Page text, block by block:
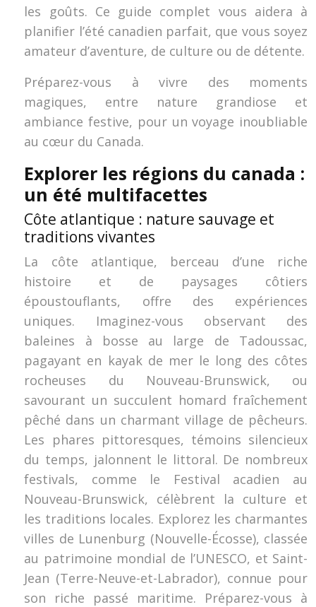
les goûts. Ce guide complet vous aidera à
planifier l’été canadien parfait, que vous soyez
amateur d’aventure, de culture ou de détente.
Préparez-vous à vivre des moments
magiques, entre nature grandiose et
ambiance festive, pour un voyage inoubliable
au cœur du Canada.
Explorer les régions du canada :
un été multifacettes
Côte atlantique : nature sauvage et
traditions vivantes
La côte atlantique, berceau d’une riche
histoire et de paysages côtiers
époustouflants, offre des expériences
uniques. Imaginez-vous observant des
baleines à bosse au large de Tadoussac,
pagayant en kayak de mer le long des côtes
rocheuses du Nouveau-Brunswick, ou
savourant un succulent homard fraîchement
pêché dans un charmant village de pêcheurs.
Les phares pittoresques, témoins silencieux
du temps, jalonnent le littoral. De nombreux
festivals, comme le Festival acadien au
Nouveau-Brunswick, célèbrent la culture et
les traditions locales. Explorez les charmantes
villes de Lunenburg (Nouvelle-Écosse), classée
au patrimoine mondial de l’UNESCO, et Saint-
Jean (Terre-Neuve-et-Labrador), connue pour
son riche passé maritime. Préparez-vous à